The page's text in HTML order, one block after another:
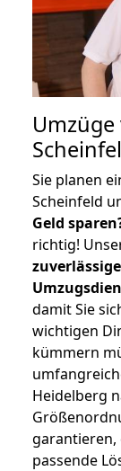
Sie planen
Scheinfeld
Geld
richtig!
zuverlässige
damit Sie
wichtigen
kümmern
Heidelberg
garantieren,
passende